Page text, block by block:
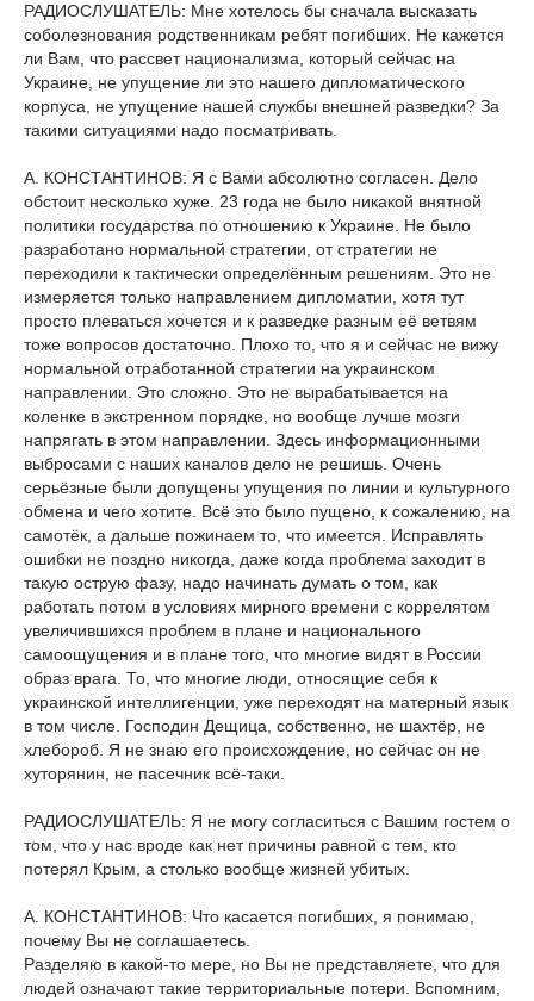
РАДИОСЛУШАТЕЛЬ: Мне хотелось бы сначала высказать
соболезнования родственникам ребят погибших. Не кажется
ли Вам, что рассвет национализма, который сейчас на
Украине, не упущение ли это нашего дипломатического
корпуса, не упущение нашей службы внешней разведки? За
такими ситуациями надо посматривать.
А. КОНСТАНТИНОВ: Я с Вами абсолютно согласен. Дело
обстоит несколько хуже. 23 года не было никакой внятной
политики государства по отношению к Украине. Не было
разработано нормальной стратегии, от стратегии не
переходили к тактически определённым решениям. Это не
измеряется только направлением дипломатии, хотя тут
просто плеваться хочется и к разведке разным её ветвям
тоже вопросов достаточно. Плохо то, что я и сейчас не вижу
нормальной отработанной стратегии на украинском
направлении. Это сложно. Это не вырабатывается на
коленке в экстренном порядке, но вообще лучше мозги
напрягать в этом направлении. Здесь информационными
выбросами с наших каналов дело не решишь. Очень
серьёзные были допущены упущения по линии и культурного
обмена и чего хотите. Всё это было пущено, к сожалению, на
самотёк, а дальше пожинаем то, что имеется. Исправлять
ошибки не поздно никогда, даже когда проблема заходит в
такую острую фазу, надо начинать думать о том, как
работать потом в условиях мирного времени с коррелятом
увеличившихся проблем в плане и национального
самоощущения и в плане того, что многие видят в России
образ врага. То, что многие люди, относящие себя к
украинской интеллигенции, уже переходят на матерный язык
в том числе. Господин Дещица, собственно, не шахтёр, не
хлебороб. Я не знаю его происхождение, но сейчас он не
хуторянин, не пасечник всё-таки.
РАДИОСЛУШАТЕЛЬ: Я не могу согласиться с Вашим гостем о
том, что у нас вроде как нет причины равной с тем, кто
потерял Крым, а столько вообще жизней убитых.
А. КОНСТАНТИНОВ: Что касается погибших, я понимаю,
почему Вы не соглашаетесь.
Разделяю в какой-то мере, но Вы не представляете, что для
людей означают такие территориальные потери. Вспомним,